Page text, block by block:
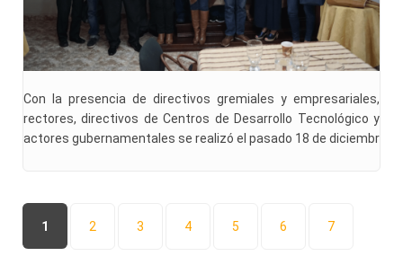
Con la presencia de directivos gremiales y empresariales,
rectores, directivos de Centros de Desarrollo Tecnológico y
actores gubernamentales se realizó el pasado 18 de diciembr
Páginas
1 2 3 4 5 6 7